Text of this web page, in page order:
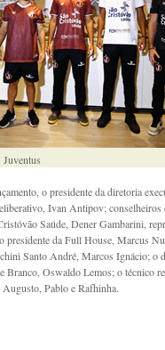
o presidente da diretoria
Ivan Antipov;
Saúde, Dener Gambarini,
presidente da Full House, Marcus
Santo André, Marcos Ignácio; o
Branco, Oswaldo Lemos; o técnico
Pablo e Rafhinha.